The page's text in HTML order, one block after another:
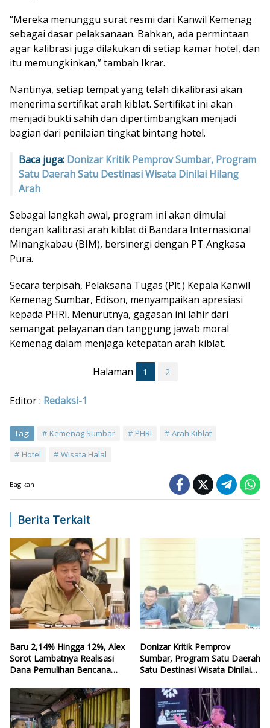
“Mereka menunggu surat resmi dari Kanwil Kemenag
sebagai dasar pelaksanaan. Bahkan, ada permintaan
agar kalibrasi juga dilakukan di setiap kamar hotel, dan
itu memungkinkan,” tambah Ikrar.
Nantinya, setiap tempat yang telah dikalibrasi akan
menerima sertifikat arah kiblat. Sertifikat ini akan
menjadi bukti sahih dan dipertimbangkan menjadi
bagian dari penilaian tingkat bintang hotel.
Baca juga: Donizar Kritik Pemprov Sumbar, Program
Satu Daerah Satu Destinasi Wisata Dinilai Hilang
Arah
Sebagai langkah awal, program ini akan dimulai
dengan kalibrasi arah kiblat di Bandara Internasional
Minangkabau (BIM), bersinergi dengan PT Angkasa
Pura.
Secara terpisah, Pelaksana Tugas (Plt.) Kepala Kanwil
Kemenag Sumbar, Edison, menyampaikan apresiasi
kepada PHRI. Menurutnya, gagasan ini lahir dari
semangat pelayanan dan tanggung jawab moral
Kemenag dalam menjaga ketepatan arah kiblat.
Halaman 1 2
Editor : Redaksi-1
Tag: Kemenag Sumbar PHRI
Arah Kiblat
Hotel
Wisata Halal
Bagikan
Berita Terkait
Baru 2,14% Hingga 12%, Alex
Sorot Lambatnya Realisasi
Dana Pemulihan Bencana
Donizar Kritik Pemprov
Sumbar, Program Satu Daerah
Satu Destinasi Wisata Dinilai